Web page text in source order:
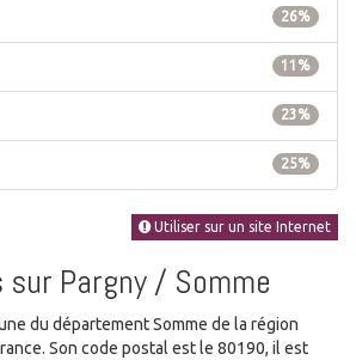
26%
11%
23%
25%
Utiliser sur un site Internet
Pargny / Somme
du département Somme de la région
Son code postal est le 80190, il est